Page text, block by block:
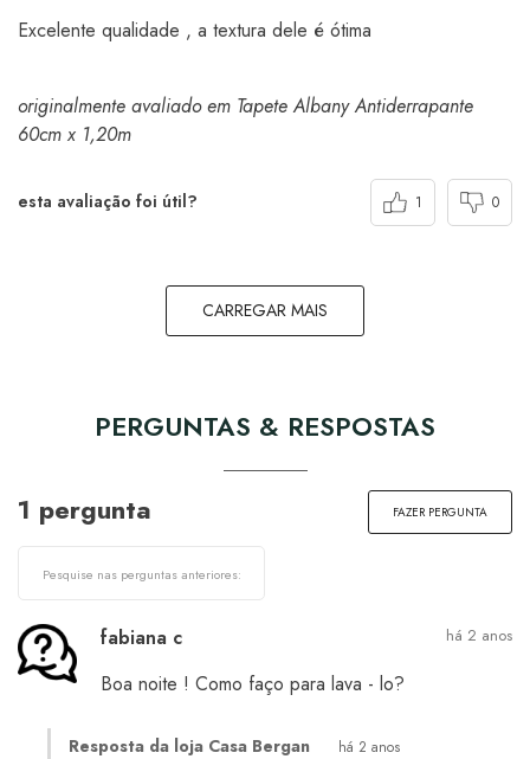
Excelente qualidade , a textura dele é ótima
originalmente avaliado em Tapete Albany Antiderrapante
60cm x 1,20m
esta avaliação foi útil? 1 0
CARREGAR MAIS
PERGUNTAS & RESPOSTAS
1 pergunta FAZER PERGUNTA
fabiana c há 2 anos
Boa noite ! Como faço para lava - lo?
Resposta da loja Casa Bergan há 2 anos